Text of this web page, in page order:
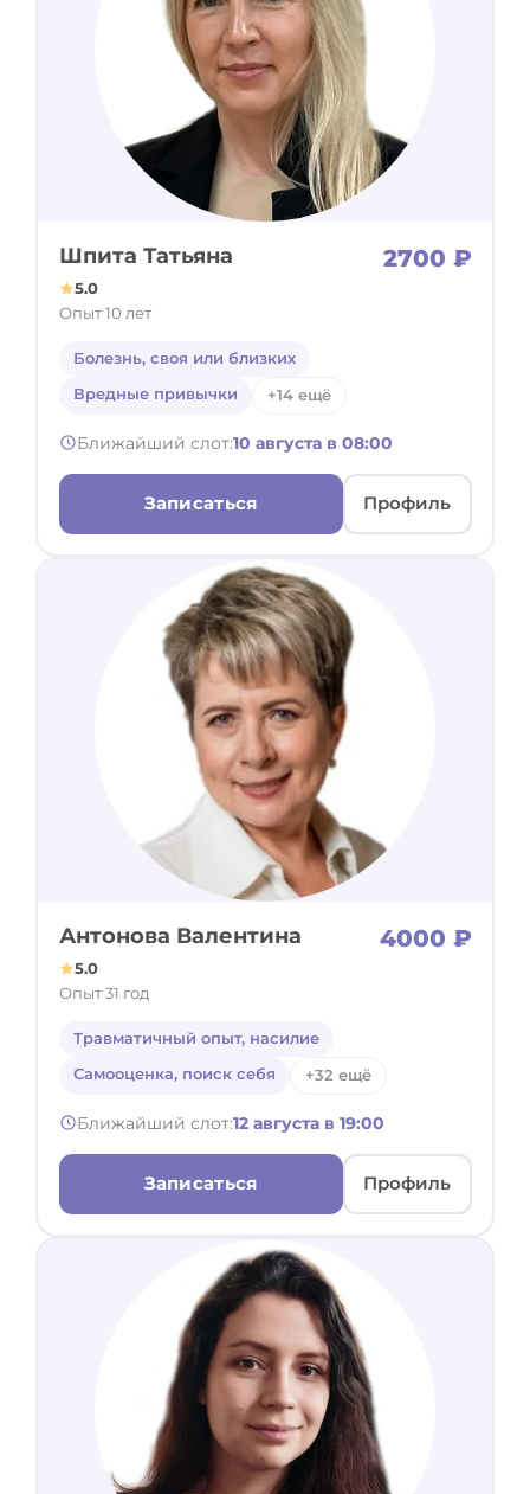
Шпита Татьяна 2700 ₽
5.0
Опыт 10 лет
Болезнь, своя или близких
Вредные привычки
+14 ещё
Ближайший слот:10 августа в 08:00
Записаться Профиль
Антонова Валентина 4000 ₽
5.0
Опыт 31 год
Травматичный опыт, насилие
Самооценка, поиск себя
+32 ещё
Ближайший слот:12 августа в 19:00
Записаться Профиль